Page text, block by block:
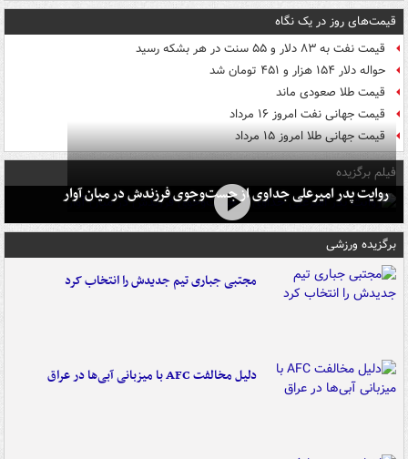
قیمت‌های روز در یک نگاه
قیمت نفت به ۸۳ دلار و ۵۵ سنت در هر بشکه رسید
حواله دلار ۱۵۴ هزار و ۴۵۱ تومان شد
قیمت طلا صعودی ماند
قیمت جهانی نفت امروز ۱۶ مرداد
قیمت جهانی طلا امروز ۱۵ مرداد
فیلم برگزیده
روایت پدر امیرعلی جداوی از جست‌وجوی فرزندش در میان آوار
برگزیده ورزشی
مجتبی جباری تیم جدیدش را انتخاب کرد
دلیل مخالفت AFC با میزبانی آبی‌ها در عراق